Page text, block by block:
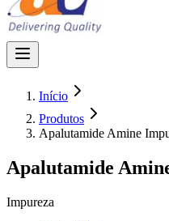
Início
Produtos
Apalutamide Amine
Apalutamide
Impureza